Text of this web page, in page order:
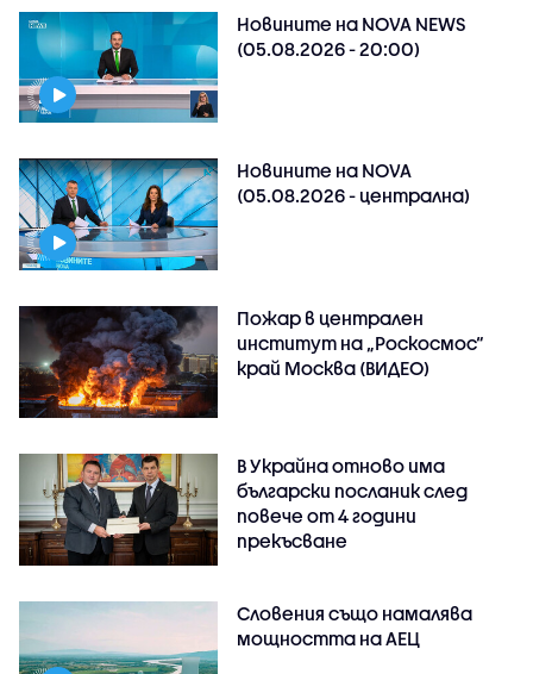
Новините на NOVA NEWS
(05.08.2026 - 20:00)
Новините на NOVA
(05.08.2026 - централна)
Пожар в централен
институт на „Роскосмос“
край Москва (ВИДЕО)
В Украйна отново има
български посланик след
повече от 4 години
прекъсване
Словения също намалява
мощността на АЕЦ